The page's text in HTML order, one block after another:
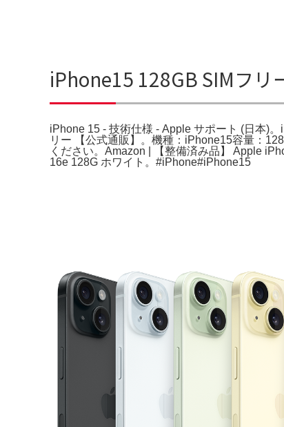
iPhone15 128GB SIMフ
iPhone 15 - 技術仕様 - Apple サポート (日本)
リー 【公式通販】。機種：iPhone15容量：
ください。Amazon | 【整備済み品】 Apple
16e 128G ホワイト。#iPhone#iPhone15